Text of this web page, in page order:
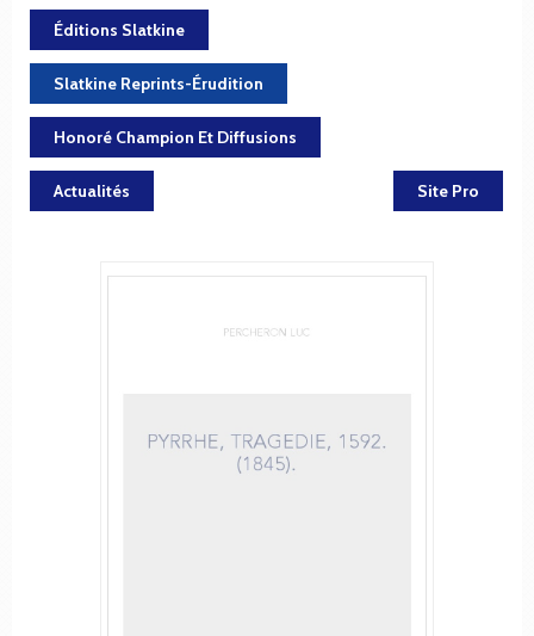
Éditions Slatkine
Slatkine Reprints-Érudition
Honoré Champion Et Diffusions
Actualités Site Pro